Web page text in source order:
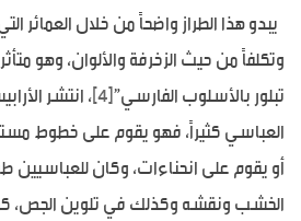
يبدو هذا الطراز واضحاً من خلال العمائر
وتكلفاً من حيث الزخرفة والألوان، وهو
تبلور بالأسلوب الفارسي”[4] ، انتشر
العباسي كثيراً، فهو يقوم على خطوط
أو يقوم على انحناءات، وكان للعباسيين
الخشب ونقشه وكذلك في تلوين الجص،